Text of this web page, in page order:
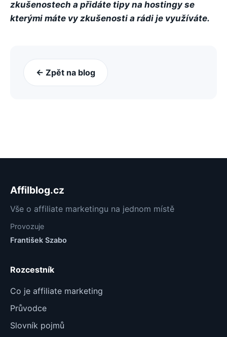
zkušenostech a přidáte tipy na hostingy se
kterými máte vy zkušenosti a rádi je využíváte.
← Zpět na blog
Affilblog.cz
Vše o affiliate marketingu na jednom místě
Provozuje
František Szabo
Rozcestník
Co je affiliate marketing
Průvodce
Slovník pojmů